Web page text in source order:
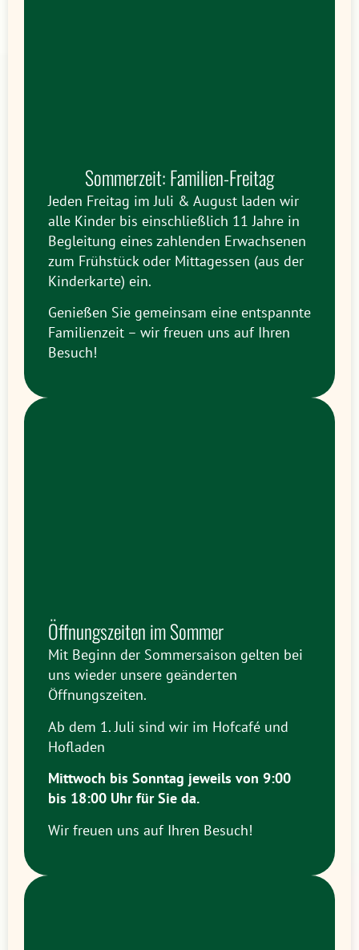
Sommerzeit: Familien-Freitag
Jeden Freitag im Juli & August laden wir
alle Kinder bis einschließlich 11 Jahre in
Begleitung eines zahlenden Erwachsenen
zum Frühstück oder Mittagessen (aus der
Kinderkarte) ein.
Genießen Sie gemeinsam eine entspannte
Familienzeit – wir freuen uns auf Ihren
Besuch!
Öffnungszeiten im Sommer
Mit Beginn der Sommersaison gelten bei
uns wieder unsere geänderten
Öffnungszeiten.
Ab dem 1. Juli sind wir im Hofcafé und
Hofladen
Mittwoch bis Sonntag jeweils von 9:00
bis 18:00 Uhr für Sie da.
Wir freuen uns auf Ihren Besuch!